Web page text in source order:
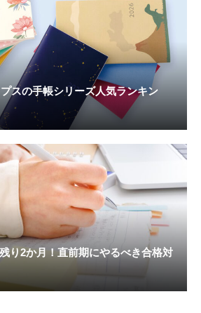
スの手帳シリーズ人気ランキン
り2か月！直前期にやるべき合格対